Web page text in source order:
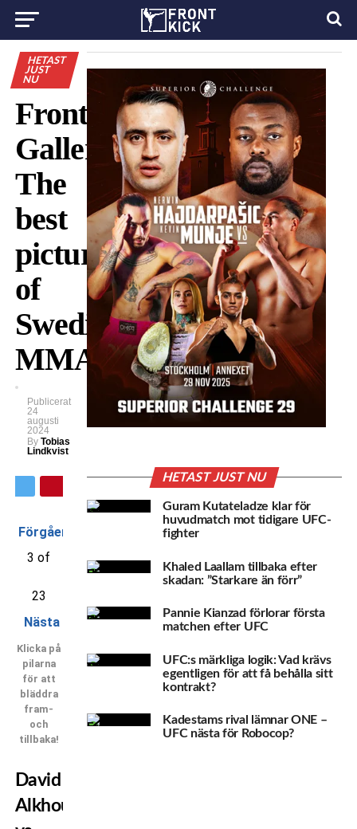
HETAST
JUST
NU
Frontkick’s
Gallery:
The
best
pictures
of
Swedish
MMA!
Publicerat
24
augusti
2024
By Tobias
Lindkvist
Förgående
3 of
23
Nästa
Klicka på
pilarna
för att
bläddra
fram-
och
tillbaka!
David
Alkhoury
HETAST JUST NU
Guram Kutateladze klar för
huvudmatch mot tidigare UFC-
fighter
Khaled Laallam tillbaka efter
skadan: ”Starkare än förr”
Pannie Kianzad förlorar första
matchen efter UFC
UFC:s märkliga logik: Vad krävs
egentligen för att få behålla sitt
kontrakt?
Kadestams rival lämnar ONE –
UFC nästa för Robocop?